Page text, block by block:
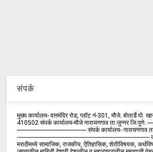
संपर्क
मुख्य कार्यालय- दत्तमंदिर रोड, प्लॉट नं-301, मौजे. बोतार्डे पो.
410502 संपर्क कार्य‍ालय-मौजे नारायणगाव ता.जुन्नर जि.पुणे.
--------------------------------------------- संपर्क कार्यालय-
मराठीमध्ये सामाजिक, राजकीय, ऐतिहासिक, शेतीविषयक,